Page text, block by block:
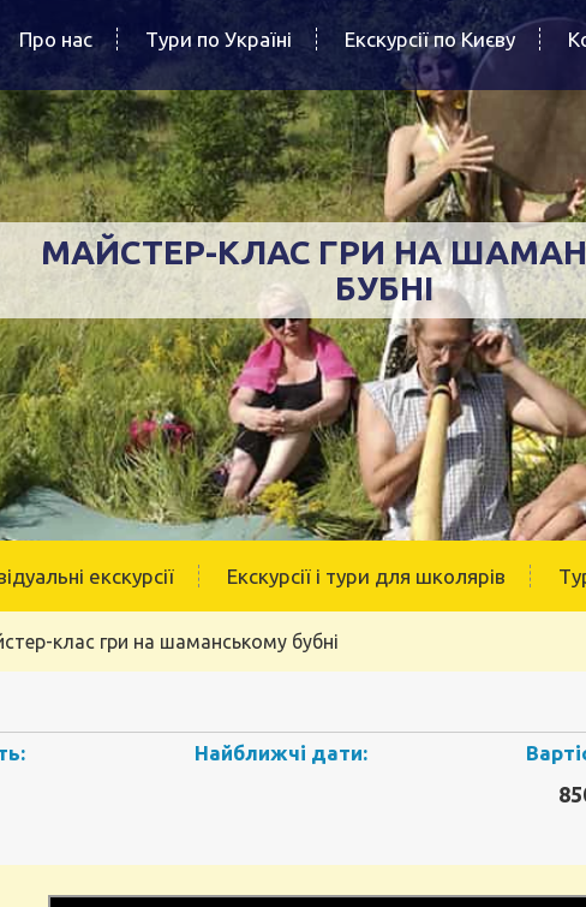
Про нас Тури по Україні Екскурсії по Києву
МАЙСТЕР-КЛАС ГРИ НА
БУБНІ
екскурсії Екскурсії і тури для школярів
клас гри на шаманському бубні
Найближчі дати: